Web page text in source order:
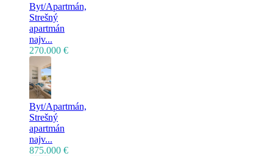
Byt/Apartmán,
Strešný
apartmán
najv...
270.000 €
Byt/Apartmán,
Strešný
apartmán
najv...
875.000 €